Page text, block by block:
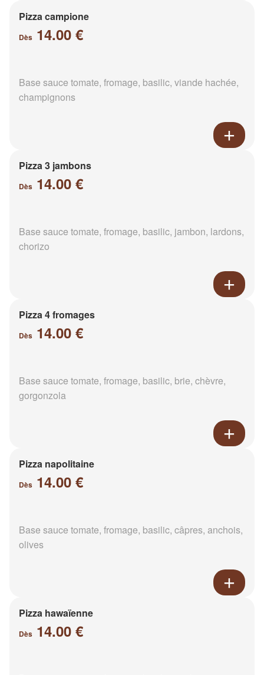
Pizza campione
Dès 14.00 €
Base sauce tomate, fromage, basilic, viande hachée,
champignons
Pizza 3 jambons
Dès 14.00 €
Base sauce tomate, fromage, basilic, jambon, lardons,
chorizo
Pizza 4 fromages
Dès 14.00 €
Base sauce tomate, fromage, basilic, brie, chèvre,
gorgonzola
Pizza napolitaine
Dès 14.00 €
Base sauce tomate, fromage, basilic, câpres, anchois,
olives
Pizza hawaïenne
Dès 14.00 €